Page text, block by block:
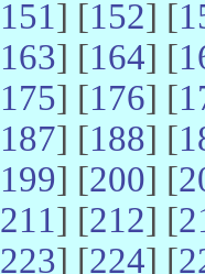
151] [152] [
163] [164] [
175] [176] [
187] [188] [
199] [200] [
211] [212] [
223] [224] [